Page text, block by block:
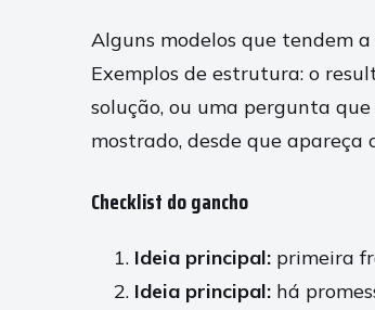
Alguns modelos que tendem
Exemplos de estrutura: o
solução, ou uma pergunta
mostrado, desde que apareça
Checklist do gancho
Ideia principal: primeira
Ideia principal: há